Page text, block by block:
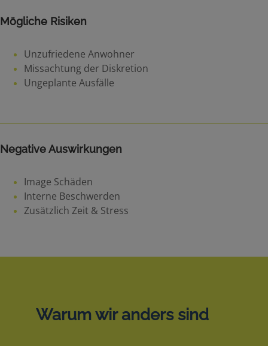
Mögliche Risiken
Unzufriedene Anwohner
Missachtung der Diskretion
Ungeplante Ausfälle
Negative Auswirkungen
Image Schäden
Interne Beschwerden
Zusätzlich Zeit & Stress
Warum wir anders sind